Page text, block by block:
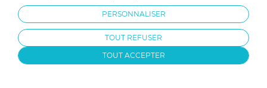
Charte qualité
PERSONNALISER
TOUT REFUSER
TOUT ACCEPTER